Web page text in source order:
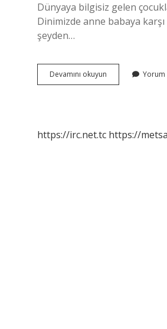
Dünyaya bilgisiz gelen
Dinimizde anne babaya
şeyden…
Devamını okuyun Islamda
Anne
Yorum
https://irc.net.tc https://